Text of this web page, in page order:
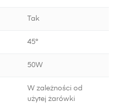
Tak
45°
50W
W zależności od
użytej żarówki